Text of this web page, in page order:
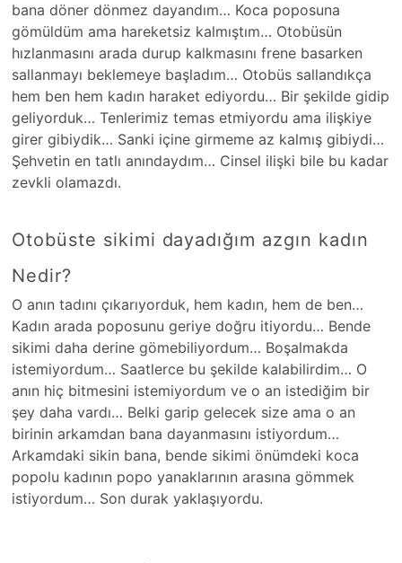
bana döner dönmez dayandım… Koca poposuna
gömüldüm ama hareketsiz kalmıştım… Otobüsün
hızlanmasını arada durup kalkmasını frene basarken
sallanmayı beklemeye başladım… Otobüs sallandıkça
hem ben hem kadın haraket ediyordu… Bir şekilde gidip
geliyorduk… Tenlerimiz temas etmiyordu ama ilişkiye
girer gibiydik… Sanki içine girmeme az kalmış gibiydi…
Şehvetin en tatlı anındaydım… Cinsel ilişki bile bu kadar
zevkli olamazdı.
Otobüste sikimi dayadığım azgın kadın
Nedir?
O anın tadını çıkarıyorduk, hem kadın, hem de ben…
Kadın arada poposunu geriye doğru itiyordu… Bende
sikimi daha derine gömebiliyordum… Boşalmakda
istemiyordum… Saatlerce bu şekilde kalabilirdim… O
anın hiç bitmesini istemiyordum ve o an istediğim bir
şey daha vardı… Belki garip gelecek size ama o an
birinin arkamdan bana dayanmasını istiyordum…
Arkamdaki sikin bana, bende sikimi önümdeki koca
popolu kadının popo yanaklarının arasına gömmek
istiyordum… Son durak yaklaşıyordu.